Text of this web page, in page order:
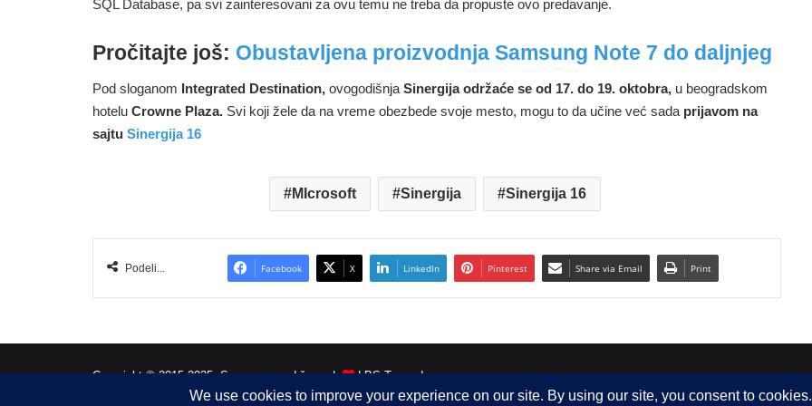
SQL Database, pa svi zainteresovani za ovu temu ne treba da propuste ovo predavanje.
Pročitajte još: Obustavljena proizvodnja Samsung Note 7 do daljnjeg
Pod sloganom Integrated Destination, ovogodišnja Sinergija održaće se od 17. do 19. oktobra, u beogradskom
hotelu Crowne Plaza. Svi koji žele da na vreme obezbede svoje mesto, mogu to da učine već sada prijavom na
sajtu Sinergija 16
MIcrosoft Sinergija Sinergija 16
Podeli... Facebook X LinkedIn Pinterest Share via Email Print
Copyright © 2015-2025, Sva prava zadržana | LBS Team d.o.o.